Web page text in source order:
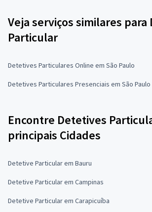
Veja serviços similares
Particular
Detetives Particulares Online em São Paulo
Detetives Particulares Presenciais em São Paulo
Encontre Detetives
principais Cidades
Detetive Particular em Bauru
Detetive Particular em Campinas
Detetive Particular em Carapicuíba